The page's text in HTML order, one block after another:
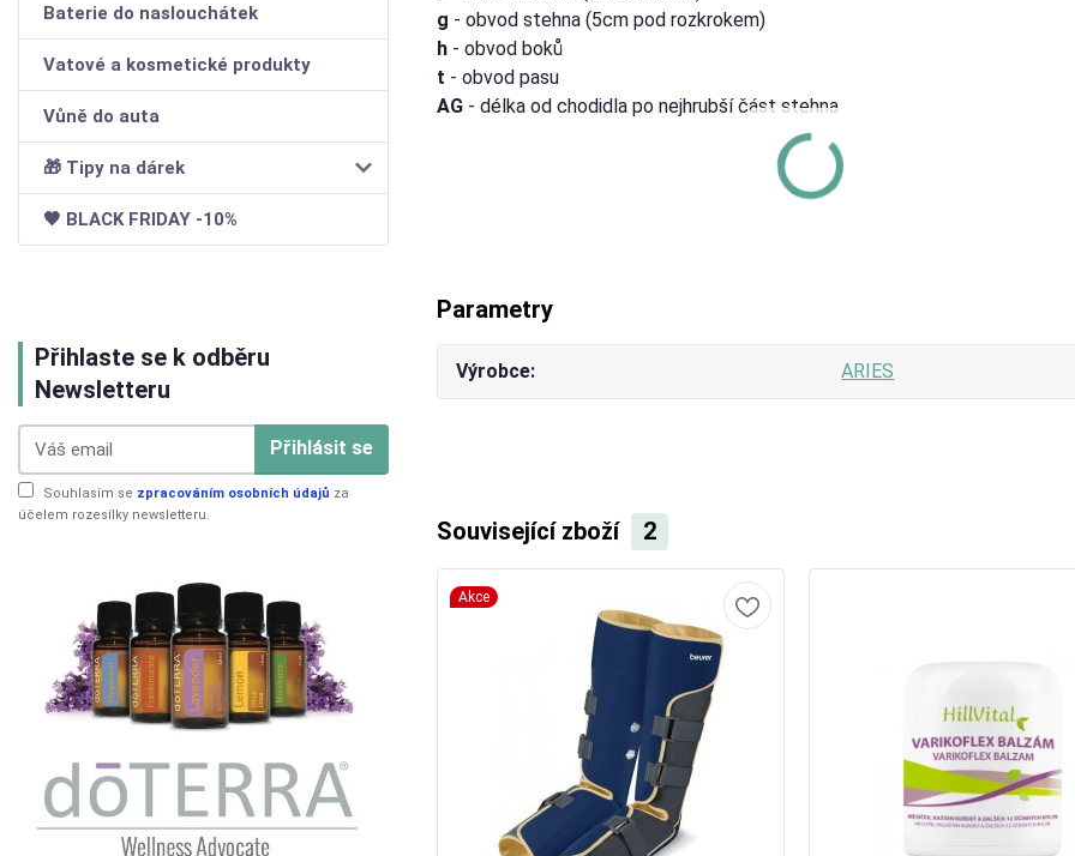
Baterie do naslouchátek
Vatové a kosmetické produkty
Vůně do auta
🎁 Tipy na dárek
🖤 BLACK FRIDAY -10%
Přihlaste se k odběru
Newsletteru
Přihlásit se
Souhlasím se zpracováním osobních údajů za
účelem rozesílky newsletteru.
g - obvod stehna (5cm pod rozkrokem)
h - obvod boků
t - obvod pasu
AG - délka od chodidla po nejhrubší část stehna
Parametry
Výrobce ARIES
Související zboží 2
Akce